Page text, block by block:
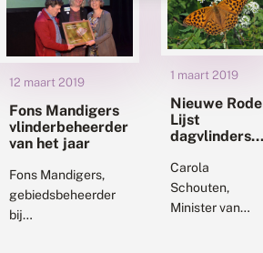
12 maart 2019
Fons Mandigers
vlinderbeheerder
van het jaar
Fons Mandigers,
gebiedsbeheerder
bij
1 maart 2019
Nieuwe Rode
Lijst
dagvlinders
Carola
Schouten,
Minister van